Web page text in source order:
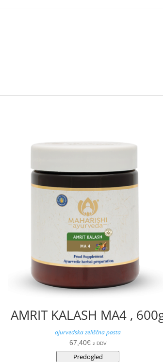
AMRIT KALASH MA4 ,
ajurvedska zeliščna pasta
67,40€ z DDV
Predogled